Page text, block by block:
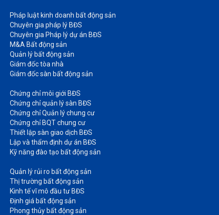
Pháp luật kinh doanh bất động sản​
Chuyên gia pháp lý BĐS
Chuyên gia Pháp lý dự án BĐS
M&A Bất động sản​
Quản lý bất động sản
Giám đốc tòa nhà​
Giám đốc sàn bất động sản
Chứng chỉ môi giới BĐS​
Chứng chỉ quản lý sàn BĐS
Chứng chỉ Quản lý chung cư​
Chứng chỉ BQT chung cư​
Thiết lập sàn giao dịch BĐS​
Lập và thẩm định dự án BĐS​
Kỹ năng đào tạo bất động sản​
Quản lý rủi ro bất động sản​
Thị trường bất động sản​
Kinh tế vĩ mô đầu tư BĐS​
Định giá bất động sản​
Phong thủy bất động sản​